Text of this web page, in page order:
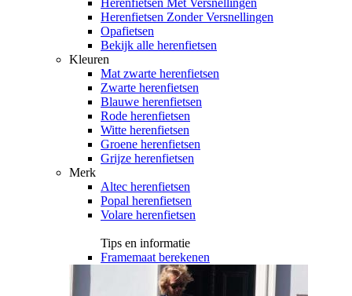
Herenfietsen Met Versnellingen
Herenfietsen Zonder Versnellingen
Opafietsen
Bekijk alle herenfietsen
Kleuren
Mat zwarte herenfietsen
Zwarte herenfietsen
Blauwe herenfietsen
Rode herenfietsen
Witte herenfietsen
Groene herenfietsen
Grijze herenfietsen
Merk
Altec herenfietsen
Popal herenfietsen
Volare herenfietsen
Tips en informatie
Framemaat berekenen